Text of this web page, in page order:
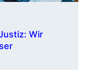
Wir